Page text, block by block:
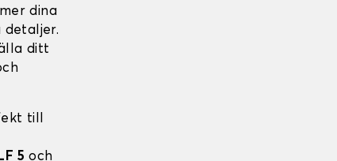
dina
detaljer.
ditt
till
5 och